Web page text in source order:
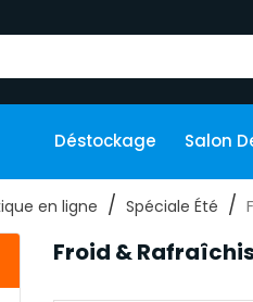
Déstockage Salon
en ligne Spéciale Été
Froid &